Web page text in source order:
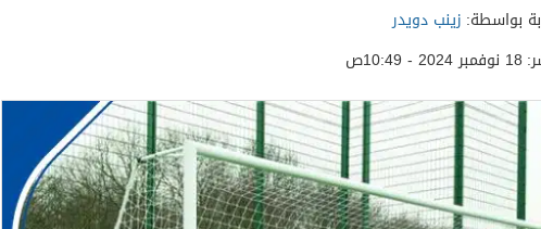
بواسطة: زينب دويدر
18 نوفمبر 2024 - 10:49ص